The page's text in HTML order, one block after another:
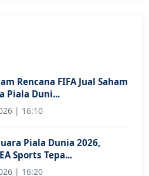
Rencana FIFA Jual Saham
Piala Duni...
| 16:10
Piala Dunia 2026,
Sports Tepa...
| 16:20